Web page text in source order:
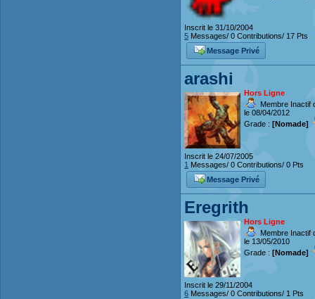
Inscrit le 31/10/2004
5 Messages/ 0 Contributions/ 17 Pts
Message Privé
arashi
Hors Ligne
Membre Inactif
le 08/04/2012
Grade : [Nomade]
Inscrit le 24/07/2005
1 Messages/ 0 Contributions/ 0 Pts
Message Privé
Eregrith
Hors Ligne
Membre Inactif
le 13/05/2010
Grade : [Nomade]
Inscrit le 29/11/2004
6 Messages/ 0 Contributions/ 1 Pts